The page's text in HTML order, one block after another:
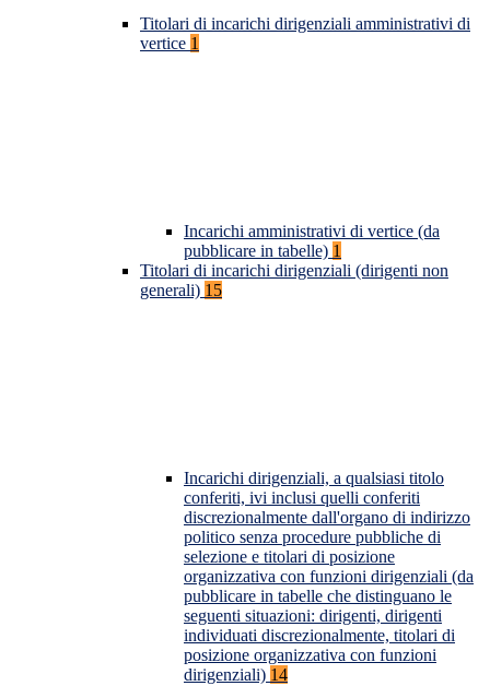
Titolari di incarichi dirigenziali amministrativi di
vertice 1
Incarichi amministrativi di vertice (da
pubblicare in tabelle) 1
Titolari di incarichi dirigenziali (dirigenti non
generali) 15
Incarichi dirigenziali, a qualsiasi titolo
conferiti, ivi inclusi quelli conferiti
discrezionalmente dall'organo di indirizzo
politico senza procedure pubbliche di
selezione e titolari di posizione
organizzativa con funzioni dirigenziali (da
pubblicare in tabelle che distinguano le
seguenti situazioni: dirigenti, dirigenti
individuati discrezionalmente, titolari di
posizione organizzativa con funzioni
dirigenziali) 14